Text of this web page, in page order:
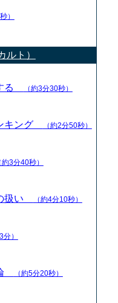
）
ルト）
る （約3分30秒）
キング （約2分50秒）
約3分40秒）
扱い （約4分10秒）
分）
（約5分20秒）